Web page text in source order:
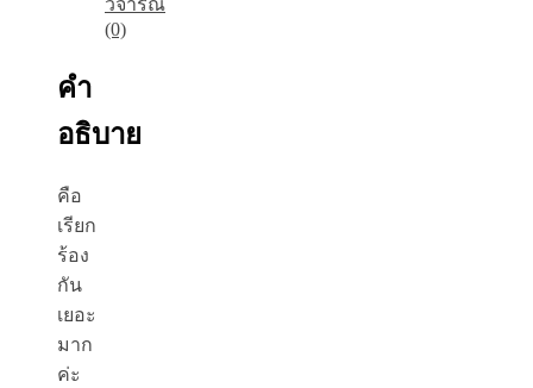
(0)
คำ
อธิบาย
คือ
เรียก
ร้อง
กัน
เยอะ
มาก
ค่ะ